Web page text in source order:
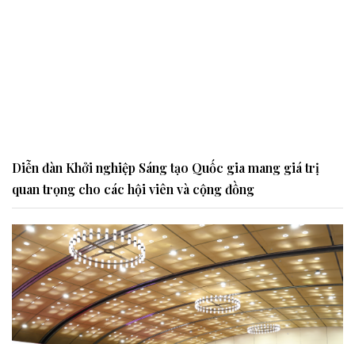
Diễn đàn Khởi nghiệp Sáng tạo Quốc gia mang giá trị
quan trọng cho các hội viên và cộng đồng